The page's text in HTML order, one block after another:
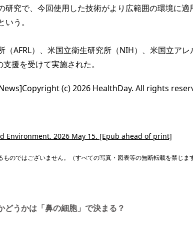
研究で、今回使用した技術がより広範囲の環境に適
う。
AFRL）、米国立衛生研究所（NIH）、米国立アレ
援を受けて実施された。
(c) 2026 HealthDay. All rights
Environment. 2026 May 15. [Epub ahead of print]
のではございません。（すべての写真・図表等の無断転載を禁じま
どうかは「鼻の細胞」で決まる？